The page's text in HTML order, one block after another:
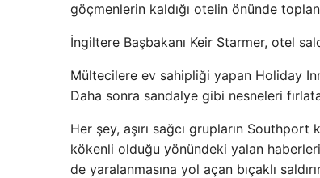
göçmenlerin kaldığı otelin önünde
İngiltere Başbakanı Keir Starmer, otel
Mültecilere ev sahipliği yapan Holiday
Daha sonra sandalye gibi nesneleri
Her şey, aşırı sağcı grupların
kökenli olduğu yönündeki yalan
de yaralanmasına yol açan bıçaklı